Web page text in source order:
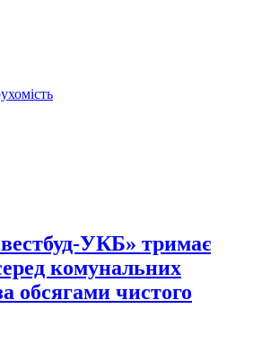
УКБ» тримає
комунальних
обсягами чистого